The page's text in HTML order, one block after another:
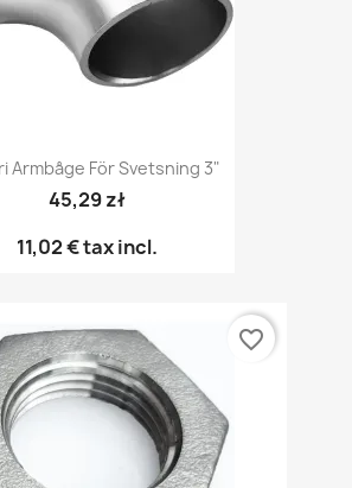
Armbåge För Svetsning 3"
45,29 zł
11,02 €tax incl.
favorite_border